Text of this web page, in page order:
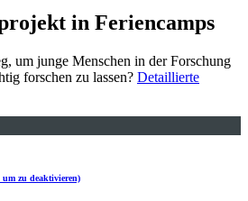
in Feriencamps
um junge Menschen in der Forschung
forschen zu lassen? Detaillierte
zu deaktivieren)